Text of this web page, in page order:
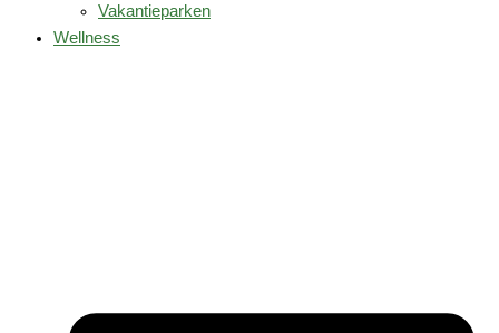
Vakantieparken
Wellness